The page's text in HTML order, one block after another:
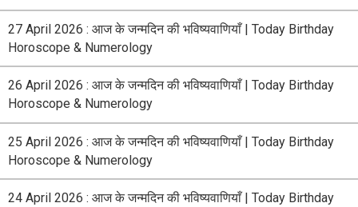
27 April 2026 : आज के जन्मदिन की भविष्यवाणियाँ | Today Birthday
Horoscope & Numerology
26 April 2026 : आज के जन्मदिन की भविष्यवाणियाँ | Today Birthday
Horoscope & Numerology
25 April 2026 : आज के जन्मदिन की भविष्यवाणियाँ | Today Birthday
Horoscope & Numerology
24 April 2026 : आज के जन्मदिन की भविष्यवाणियाँ | Today Birthday